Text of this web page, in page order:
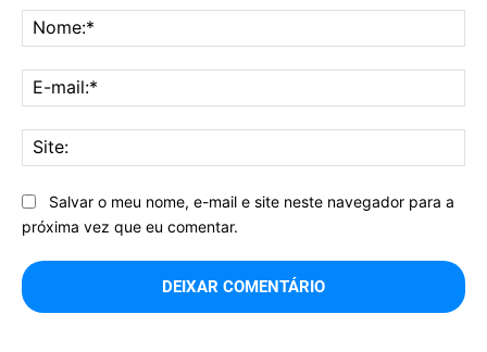
Salvar o meu nome, e-mail e site neste navegador para a
próxima vez que eu comentar.